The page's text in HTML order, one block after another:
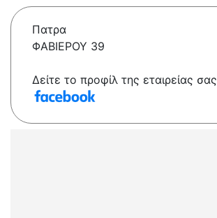
Πατρα
ΦΑΒΙΕΡΟΥ 39
Δείτε το προφίλ της εταιρείας σας